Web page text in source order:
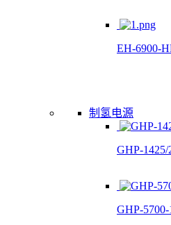
EH-6900-
制氢电源
GHP-1425/
GHP-